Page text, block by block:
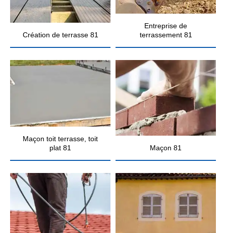
Création de terrasse 81
Entreprise de
terrassement 81
Maçon toit terrasse, toit
plat 81
Maçon 81